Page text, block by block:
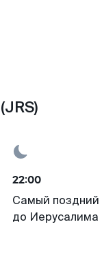
22:00
Самый поздний
до Иерусалима